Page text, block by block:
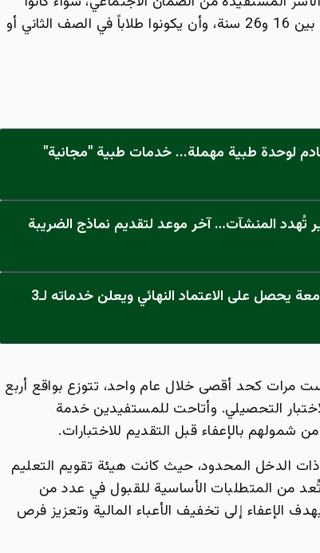
ذكوراً أو إناث، بشرط أن تتراوح أعمارهم بين 16 و26 سنة، وأن يكونوا طلاباً في الصف الثاني أو
لوحدة طبية مهملة... خدمات طبية "مجانية"
تُهدد المنشآت… آخر موعد لتقديم نماذج الضريبة
عاجل: القناة تنطلق... مركز أورام الجامعة يحصل على الاعتماد النهائي ويعلن خدماته لـ3
مرات كحد أقصى خلال عام واحد، تتوزع بواقع أربع
التحصيلي. وأتاحت للمستفيدين خدمة
من شمولهم بالإعفاء قبل التقديم للاختبارات.
ذات الدخل المحدود، حيث كانت هيئة تقويم التعليم
من المتطلبات الأساسية للقبول في عدد من
الإعفاء إلى تخفيف الأعباء المالية وتعزيز فرص